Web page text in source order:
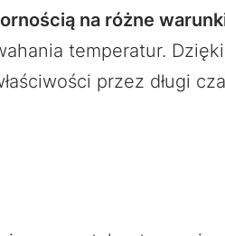
na różne
temperatur.
przez długi